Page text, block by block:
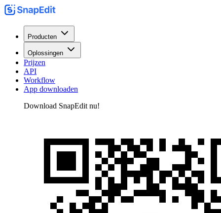
Producten
Oplossingen
Prijzen
API
Workflow
App downloaden
Download SnapEdit nu!